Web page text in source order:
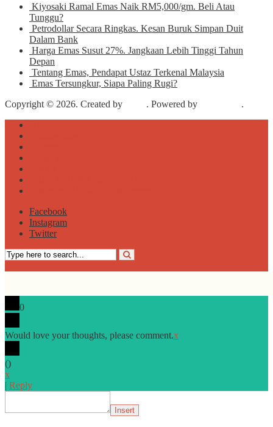
Kiyosaki Ramal Emas Naik RM5,000/gm. Beli Atau
Tunggu?
Petrodollar Secara Ringkas. Kesan Buruk Simpan Duit
Dalam Bank
Harga Emas Susut 27%. Jangkaan Lebih Tinggi Tahun
Depan
Tentang Emas, Pendapat Ustaz Terkenal Malaysia
Emas Tersungkur, Siapa Paling Rugi?
Copyright © 2026. Created by
. Powered by
.
Facebook
Instagram
Twitter
0
Would love your thoughts, please comment.x
()
x
| Reply
Insert